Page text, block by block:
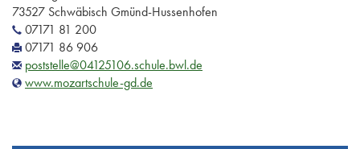
73527 Schwäbisch Gmünd-Hussenhofen
07171 81 200
07171 86 906
poststelle@04125106.schule.bwl.de
www.mozartschule-gd.de